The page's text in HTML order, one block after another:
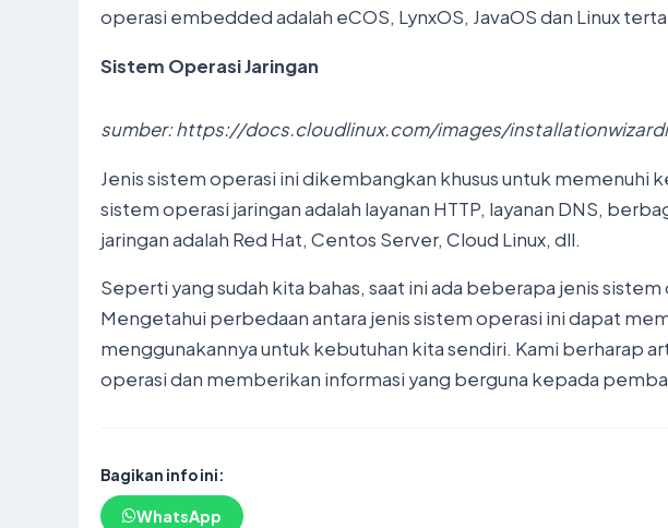
operasi embedded adalah eCOS, LynxOS, JavaOS dan Linux
Sistem Operasi Jaringan
sumber: https://docs.cloudlinux.com/images/
Jenis sistem operasi ini dikembangkan khusus untuk
sistem operasi jaringan adalah layanan HTTP, layanan DNS,
jaringan adalah Red Hat, Centos Server, Cloud Linux, dll.
Seperti yang sudah kita bahas, saat ini ada beberapa jenis
Mengetahui perbedaan antara jenis sistem operasi ini dapat
menggunakannya untuk kebutuhan kita sendiri. Kami berharap
operasi dan memberikan informasi yang berguna kepada
Bagikan info ini:
WhatsApp